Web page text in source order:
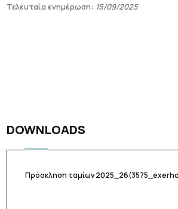
Τελευταία ενημέρωση: 15/09/2025
DOWNLOADS
Πρόσκληση ταμίων 2025_26